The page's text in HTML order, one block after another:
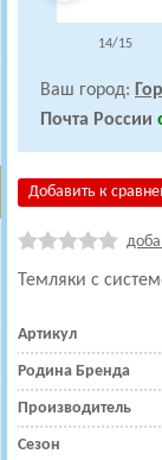
14/15
Ваш город:
Почта России
Добавить к
Темляки с
Артикул
Родина Бренда
Производитель
Сезон